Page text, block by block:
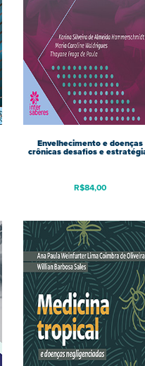
Envelhecimento e doenças
crônicas desafios e
R$84,00